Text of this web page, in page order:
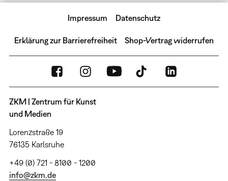
Impressum Datenschutz
Erklärung zur Barrierefreiheit Shop-Vertrag widerrufen
ZKM | Zentrum für Kunst
und Medien
Lorenzstraße 19
76135 Karlsruhe
+49 (0) 721 - 8100 - 1200
info@zkm.de